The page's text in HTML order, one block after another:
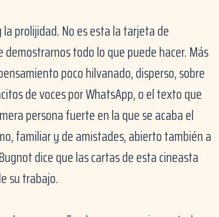
prolijidad. No es esta la tarjeta de
todo lo que puede hacer. Más
poco hilvanado, disperso, sobre
de voces por WhatsApp, o el texto que
persona fuerte en la que se acaba el
familiar y de amistades, abierto también a
dice que las cartas de esta cineasta
su trabajo.